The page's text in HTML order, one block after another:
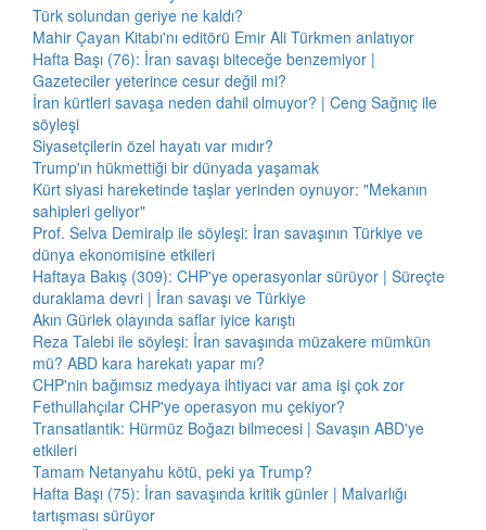
Türk solundan geriye ne kaldı?
Mahir Çayan Kitabı'nı editörü Emir Ali Türkmen anlatıyor
Hafta Başı (76): İran savaşı biteceğe benzemiyor |
Gazeteciler yeterince cesur değil mi?
İran kürtleri savaşa neden dahil olmuyor? | Ceng Sağnıç ile
söyleşi
Siyasetçilerin özel hayatı var mıdır?
Trump'ın hükmettiği bir dünyada yaşamak
Kürt siyasi hareketinde taşlar yerinden oynuyor: "Mekanın
sahipleri geliyor"
Prof. Selva Demiralp ile söyleşi: İran savaşının Türkiye ve
dünya ekonomisine etkileri
Haftaya Bakış (309): CHP'ye operasyonlar sürüyor | Süreçte
duraklama devri | İran savaşı ve Türkiye
Akın Gürlek olayında saflar iyice karıştı
Reza Talebi ile söyleşi: İran savaşında müzakere mümkün
mü? ABD kara harekatı yapar mı?
CHP'nin bağımsız medyaya ihtiyacı var ama işi çok zor
Fethullahçılar CHP'ye operasyon mu çekiyor?
Transatlantik: Hürmüz Boğazı bilmecesi | Savaşın ABD'ye
etkileri
Tamam Netanyahu kötü, peki ya Trump?
Hafta Başı (75): İran savaşında kritik günler | Malvarlığı
tartışması sürüyor